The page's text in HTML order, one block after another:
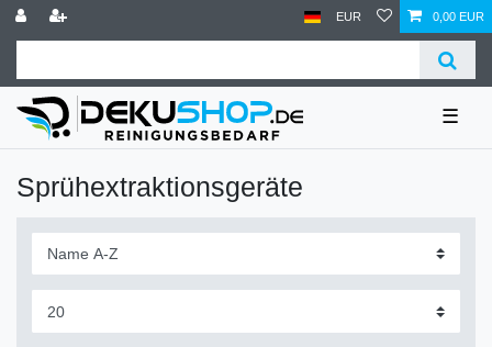
EUR 0,00 EUR
☰
Sprühextraktionsgeräte